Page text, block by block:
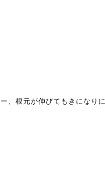
、根元が伸びてもきになり